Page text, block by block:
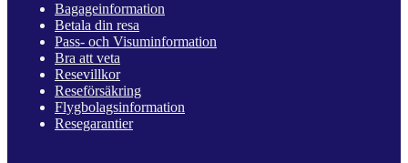
Bagageinformation
Betala din resa
Pass- och Visuminformation
Bra att veta
Resevillkor
Reseförsäkring
Flygbolagsinformation
Resegarantier